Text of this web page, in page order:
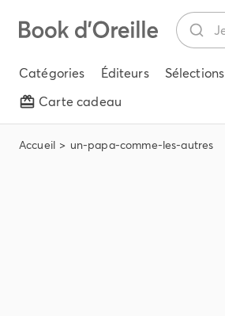
Catégories Éditeurs Sélections
Carte cadeau
Accueil un-papa-comme-les-autres